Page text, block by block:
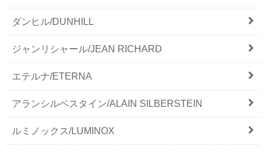
ダンヒル/DUNHILL
ジャンリシャール/JEAN RICHARD
エテルナ/ETERNA
アランシルベスタイン/ALAIN SILBERSTEIN
ルミノックス/LUMINOX